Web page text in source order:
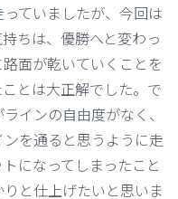
ていましたが、今回は
ちは、優勝へと変わっ
面が乾いていくことを
とは大正解でした。で
インの自由度がなく、
を通ると思うように走
になってしまったこと
と仕上げたいと思いま